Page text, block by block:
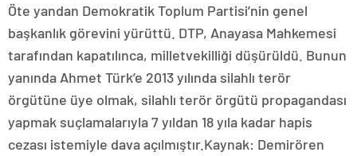
Öte yandan Demokratik Toplum Partisi’nin genel
başkanlık görevini yürüttü. DTP, Anayasa Mahkemesi
tarafından kapatılınca, milletvekilliği düşürüldü. Bunun
yanında Ahmet Türk’e 2013 yılında silahlı terör
örgütüne üye olmak, silahlı terör örgütü propagandası
yapmak suçlamalarıyla 7 yıldan 18 yıla kadar hapis
cezası istemiyle dava açılmıştır.Kaynak: Demirören